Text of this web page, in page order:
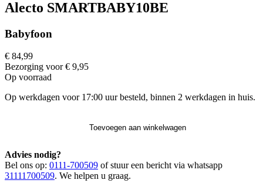
Alecto SMARTBABY10BE
Babyfoon
€ 84,99
Bezorging voor € 9,95
Op voorraad
Op werkdagen voor 17:00 uur besteld, binnen 2 werkdagen in huis.
Toevoegen aan winkelwagen
Advies nodig?
Bel ons op: 0111-700509 of stuur een bericht via whatsapp
31111700509. We helpen u graag.